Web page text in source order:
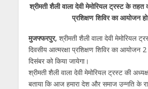
at
s
A
p
p
e
b
o
o
k
itt
er
e
gr
a
ss
e
n
er
श्रीमती शैली वाला देवी मेमोरियल ट्रस्ट के तहत
प्रशिक्षण शिविर का आयोजन
मुजफ्फरपुर, श्रीमती शैली वाला देवी मेमोरियल
दिवसीय आत्मरक्षा प्रशिक्षण शिविर का आयोजन
दिसंबर को किया जायेगा।
श्रीमती शैली वाला देवी मेमोरियल ट्रस्ट की
बताया कि आज हमारा देश और समाज उन्नति के